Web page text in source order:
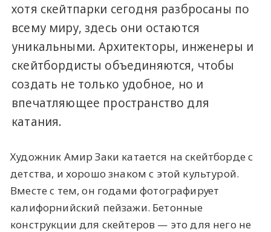
хотя скейтпарки сегодня разбросаны по
всему миру, здесь они остаются
уникальными. Архитекторы, инженеры и
скейтбордисты объединяются, чтобы
создать не только удобное, но и
впечатляющее пространство для
катания.
Художник Амир Заки катается на скейтборде с
детства, и хорошо знаком с этой культурой.
Вместе с тем, он годами фотографирует
калифорнийский пейзажи. Бетонные
конструкции для скейтеров — это для него не